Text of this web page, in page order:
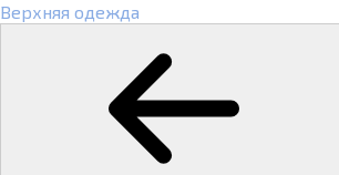
Верхняя одежда